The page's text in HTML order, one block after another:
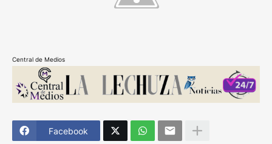
Central de Medios
Facebook